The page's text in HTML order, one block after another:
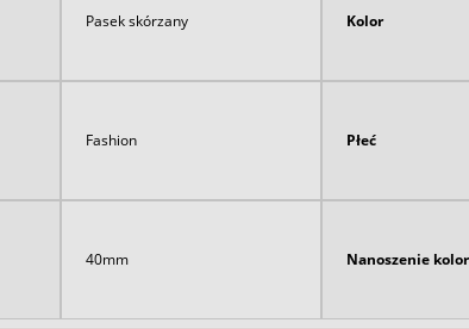
Pasek skórzany Kolor
Fashion Płeć
40mm Nanoszenie